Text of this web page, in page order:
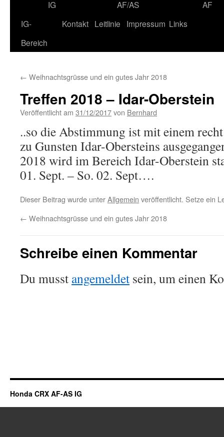
IG
AF/AS
AF
IG-
Bereich
Kontakt Leitlinie Impressum Links
← Weihnachtsgrüsse und ein gutes Jahr 2018
Treffen 2018 – Idar-Oberstein
Veröffentlicht am 31/12/2017von Bernhard
..so die Abstimmung ist mit einem
zu Gunsten Idar-Obersteins
2018 wird im Bereich Idar-Oberstein
01. Sept. – So. 02. Sept….
Dieser Beitrag wurde unterAllgemein veröffentlicht. Setze ein
← Weihnachtsgrüsse und ein gutes Jahr 2018
Schreibe einen Kommentar
Du musst angemeldet sein, um einen
Honda CRX AF-AS IG